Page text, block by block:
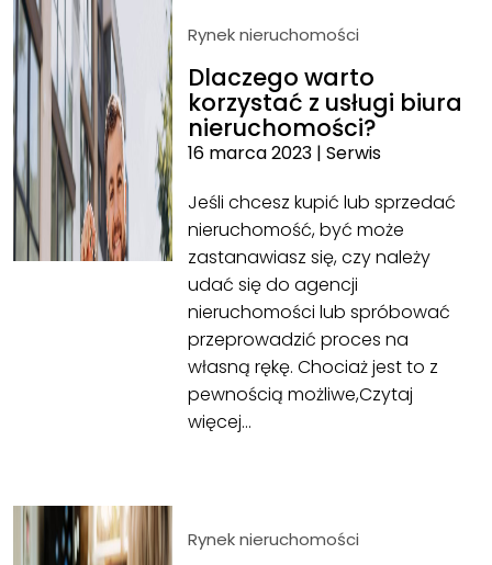
Rynek nieruchomości
Dlaczego warto
korzystać z usługi biura
nieruchomości?
16 marca 2023| Serwis
Jeśli chcesz kupić lub sprzedać
nieruchomość, być może
zastanawiasz się, czy należy
udać się do agencji
nieruchomości lub spróbować
przeprowadzić proces na
własną rękę. Chociaż jest to z
pewnością możliwe,Czytaj
więcej…
Rynek nieruchomości